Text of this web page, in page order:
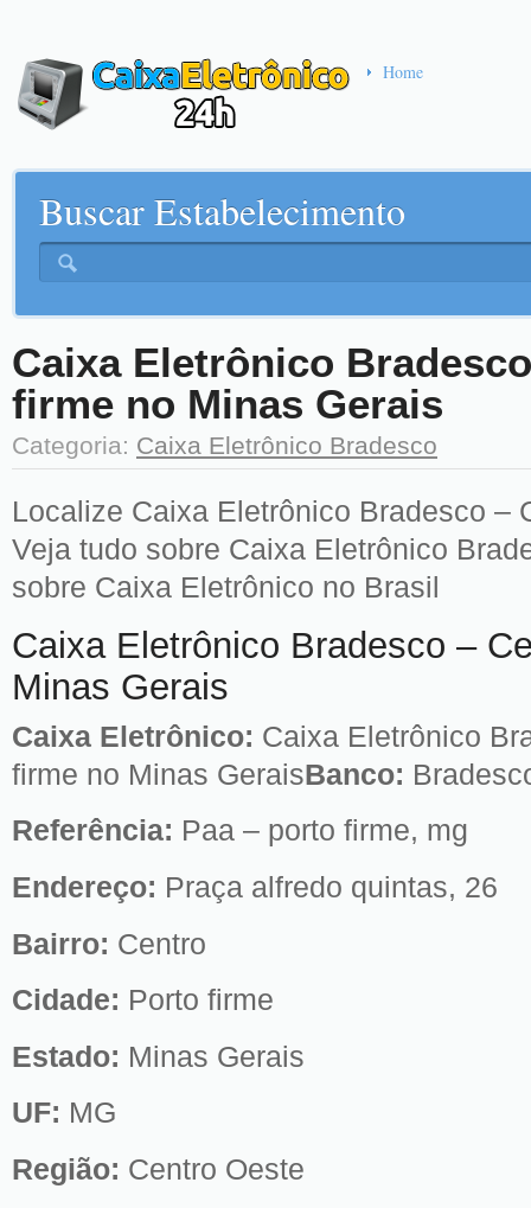
Home
Buscar Estabelecimento
Caixa Eletrônico
firme no Minas Gerais
Categoria: Caixa Eletrônico Bradesco
Localize Caixa Eletrônico Bradesco –
Veja tudo sobre Caixa Eletrônico
sobre Caixa Eletrônico no Brasil
Caixa Eletrônico Bradesco –
Minas Gerais
Caixa Eletrônico: Caixa Eletrônico
firme no Minas GeraisBanco:
Referência: Paa – porto firme, mg
Endereço: Praça alfredo quintas, 26
Bairro: Centro
Cidade: Porto firme
Estado: Minas Gerais
UF: MG
Região: Centro Oeste